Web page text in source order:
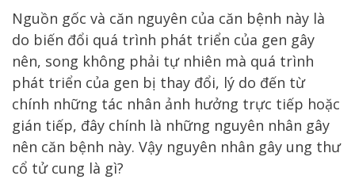
Nguồn gốc và căn nguyên của căn bệnh này là
do biến đổi quá trình phát triển của gen gây
nên, song không phải tự nhiên mà quá trình
phát triển của gen bị thay đổi, lý do đến từ
chính những tác nhân ảnh hưởng trực tiếp hoặc
gián tiếp, đây chính là những nguyên nhân gây
nên căn bệnh này. Vậy nguyên nhân gây ung thư
cổ tử cung là gì?